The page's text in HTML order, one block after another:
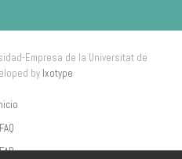
Empresa de la Universitat de
by Ixotype
FAQ
FAP